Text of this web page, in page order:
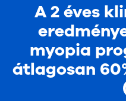
A 2 éves
myopia
átlagosan